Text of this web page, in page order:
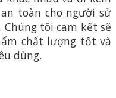
toàn cho người sử
tôi cam kết sẽ
chất lượng tốt và
dùng.